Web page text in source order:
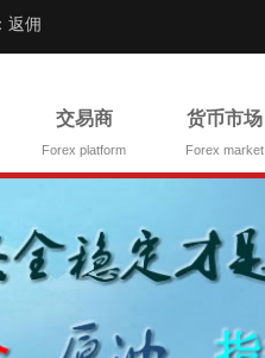
返佣
交易商
Forex platform
货币市场
Forex market